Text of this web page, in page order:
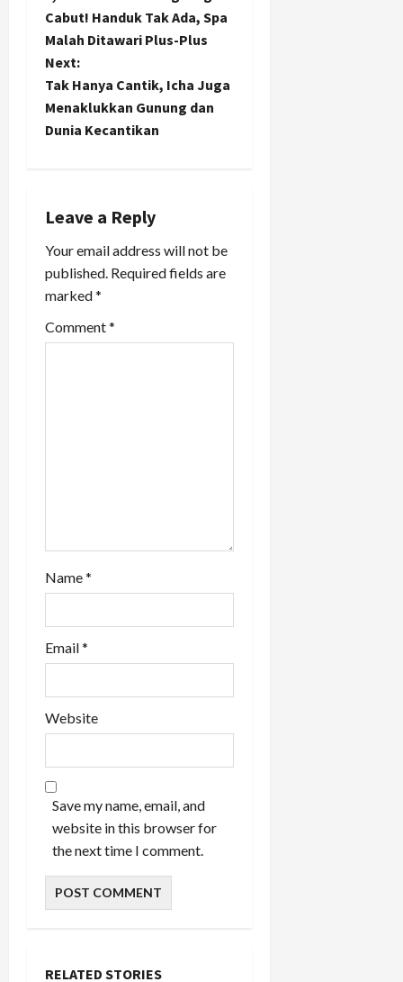
s
t
n
a
i
g
a
t
Cabut! Handuk Tak Ada, Spa
Malah Ditawari Plus-Plus
Next:
Tak Hanya Cantik, Icha Juga
Menaklukkan Gunung dan
Dunia Kecantikan
Leave a Reply
Your email address will not be
published. Required fields are
marked*
Comment*
Name*
Email*
Website
Save my name, email, and
website in this browser for
the next time I comment.
RELATED STORIES